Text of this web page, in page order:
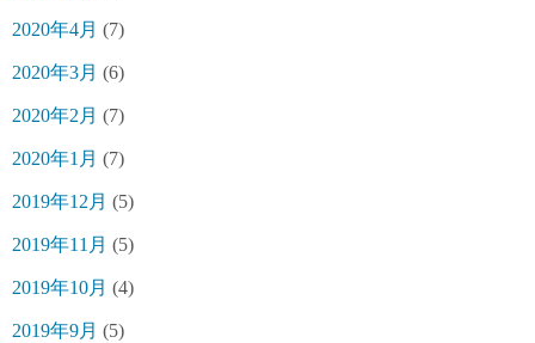
2020年4月 (7)
2020年3月 (6)
2020年2月 (7)
2020年1月 (7)
2019年12月 (5)
2019年11月 (5)
2019年10月 (4)
2019年9月 (5)